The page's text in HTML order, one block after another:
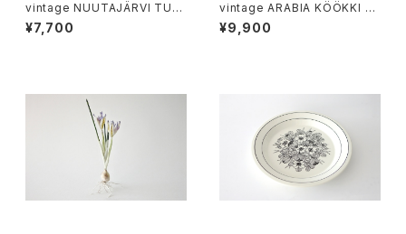
vintage NUUTAJÄRVI TUN
DRA glass M / ヴィンテージ
ヌータヤルヴィ ツンドラ グラス
¥7,700
vintage ARABIA KÖÖKKI sa
lt＆pepper shaker cobalt /
ヴィンテージ アラビア ソルト＆
¥9,900